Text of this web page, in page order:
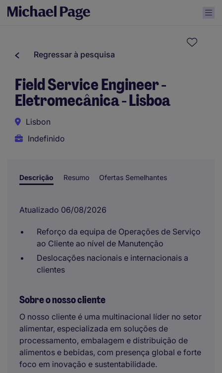
Regressar à pesquisa
Field Service Engineer -
Eletromecânica - Lisboa
Lisbon
Indefinido
Descrição Resumo Ofertas Semelhantes
Atualizado 06/08/2026
Reforço da equipa de Operações de Serviço
ao Cliente ao nível de Manutenção
Deslocações nacionais e internacionais a
clientes
Sobre o nosso cliente
O nosso cliente é uma multinacional líder no setor
alimentar, especializada em soluções de
processamento, embalagem e distribuição de
alimentos e bebidas, com presença global e forte
foco em inovação e sustentabilidade.